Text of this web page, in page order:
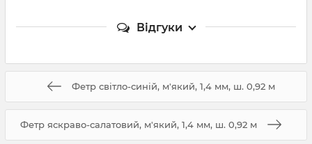
Відгуки
Фетр світло-синій, м'який, 1,4 мм, ш. 0,92 м
Фетр яскраво-салатовий, м'який, 1,4 мм, ш. 0,92 м